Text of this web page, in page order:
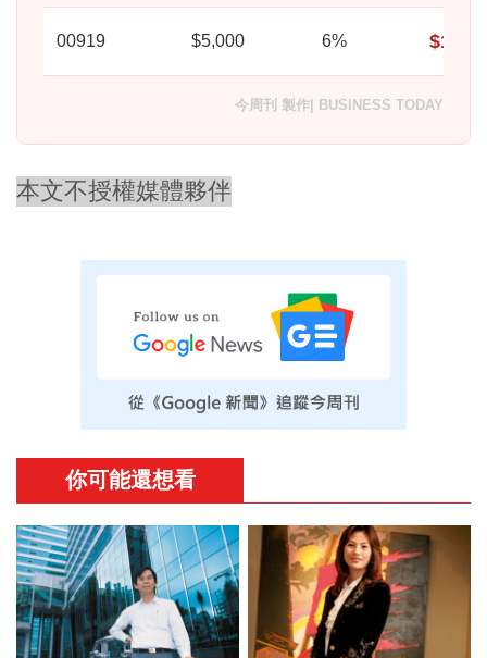
00919 $5,000 6%
今周刊 製作| BUSINESS TODAY
本文不授權媒體夥伴